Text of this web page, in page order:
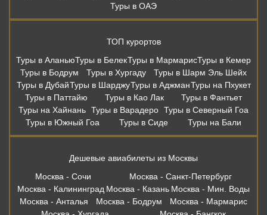
Туры в ОАЭ
ТОП курортов
Туры в АланьюТуры в БелекТуры в МармарисТуры в Кемер
Туры в Бодрум
Туры в Хургаду
Туры в Шарм Эль Шейх
Туры в ДубайТуры в ШарджуТуры в АджманТуры на Пхукет
Туры в Паттайю
Туры в Као Лак
Туры в Фантьет
Туры на Хайнань Туры в Варадеро Туры в Северный Гоа
Туры в Южный Гоа
Туры в Сиде Туры на Бали
Дешевые авиабилеты из Москвы
Москва - Сочи
Москва - Санкт-Петербург
Москва - Калининград Москва - Казань Москва - Мин. Воды
Москва - Анталья
Москва - Бодрум
Москва - Мармарис